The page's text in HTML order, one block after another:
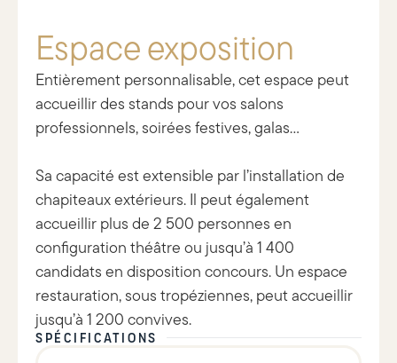
Espace exposition
Entièrement personnalisable, cet espace peut
accueillir des stands pour vos salons
professionnels, soirées festives, galas…
Sa capacité est extensible par l’installation de
chapiteaux extérieurs. Il peut également
accueillir plus de 2 500 personnes en
configuration théâtre ou jusqu’à 1 400
candidats en disposition concours. Un espace
restauration, sous tropéziennes, peut accueillir
jusqu’à 1 200 convives.
SPÉCIFICATIONS